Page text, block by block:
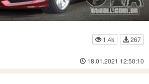
1.4k
267
18.01.2021 12:50:10